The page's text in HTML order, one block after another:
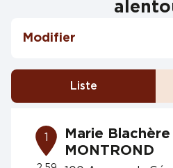
Modifier
Liste
1
Marie
MONTROND